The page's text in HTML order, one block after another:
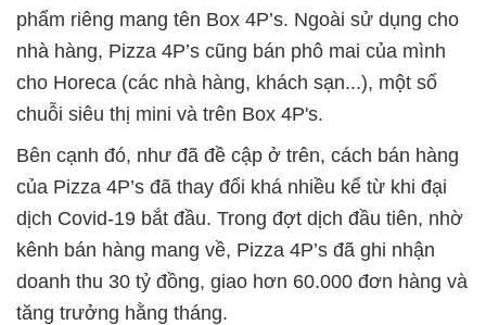
phẩm riêng mang tên Box 4P’s. Ngoài sử dụng cho
nhà hàng, Pizza 4P’s cũng bán phô mai của mình
cho Horeca (các nhà hàng, khách sạn...), một số
chuỗi siêu thị mini và trên Box 4P's.
Bên cạnh đó, như đã đề cập ở trên, cách bán hàng
của Pizza 4P’s đã thay đổi khá nhiều kể từ khi đại
dịch Covid-19 bắt đầu. Trong đợt dịch đầu tiên, nhờ
kênh bán hàng mang về, Pizza 4P’s đã ghi nhận
doanh thu 30 tỷ đồng, giao hơn 60.000 đơn hàng và
tăng trưởng hằng tháng.